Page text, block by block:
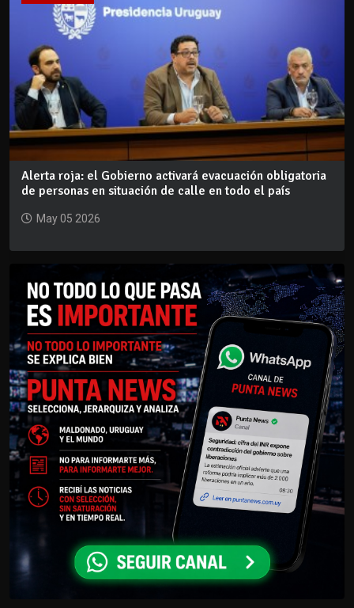
Alerta roja: el Gobierno activará evacuación obligatoria
de personas en situación de calle en todo el país
May 05 2026